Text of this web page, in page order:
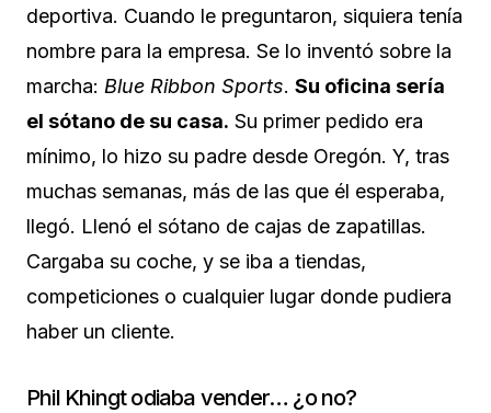
deportiva. Cuando le preguntaron, siquiera tenía
nombre para la empresa. Se lo inventó sobre la
marcha: Blue Ribbon Sports. Su oficina sería
el sótano de su casa. Su primer pedido era
mínimo, lo hizo su padre desde Oregón. Y, tras
muchas semanas, más de las que él esperaba,
llegó. Llenó el sótano de cajas de zapatillas.
Cargaba su coche, y se iba a tiendas,
competiciones o cualquier lugar donde pudiera
haber un cliente.
Phil Khingt odiaba vender… ¿o no?